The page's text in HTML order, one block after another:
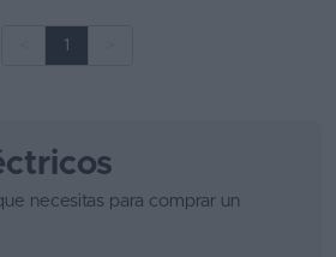
1
necesitas para comprar un